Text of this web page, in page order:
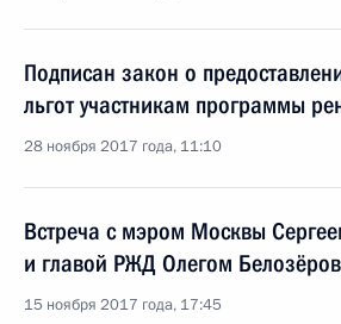
Подписан закон о
льгот участникам программы
28 ноября 2017 года, 11:10
Встреча с мэром Москвы
и главой РЖД Олегом
15 ноября 2017 года, 17:45